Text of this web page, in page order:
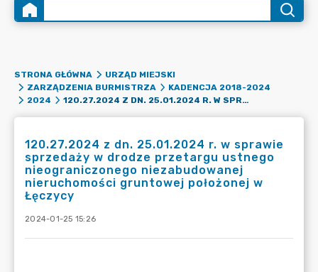
STRONA GŁÓWNA
URZĄD MIEJSKI
ZARZĄDZENIA BURMISTRZA
KADENCJA 2018-2024
2024
120.27.2024 Z DN. 25.01.2024 R. W SPRAWIE SPRZEDAŻY W DRODZE PRZETARGU USTNEGO NIEOGRANICZONEGO NIEZABUDOWANEJ NIERUCHOMOŚCI GRUNTOWEJ POŁOŻONEJ W ŁĘCZYCY
120.27.2024 z dn. 25.01.2024 r. w sprawie
sprzedaży w drodze przetargu ustnego
nieograniczonego niezabudowanej
nieruchomości gruntowej położonej w
Łęczycy
2024-01-25 15:26